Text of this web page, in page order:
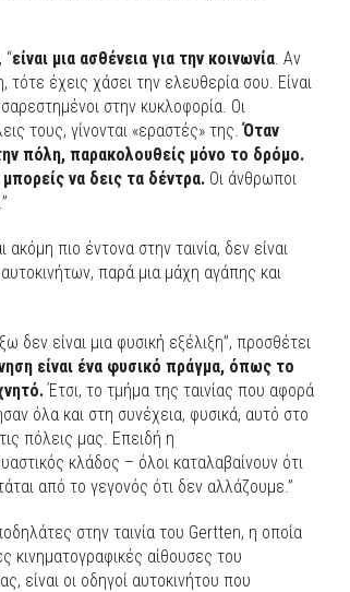
“είναι μια ασθένεια για την κοινωνία . Αν
έχεις χάσει την ελευθερία σου. Είναι
στην κυκλοφορία. Οι
τους, γίνονται «εραστές» της.Όταν
πόλη, παρακολουθείς μόνο το δρόμο.
να δεις τα δέντρα. Οι άνθρωποι
πιο έντονα στην ταινία, δεν είναι
παρά μια μάχη αγάπης και
είναι μια φυσική εξέλιξη”, προσθέτει
είναι ένα φυσικό πράγμα, όπως το
Έτσι, το τμήμα της ταινίας που αφορά
όλα και στη συνέχεια, φυσικά, αυτό στο
πόλεις μας. Επειδή η
κλάδος – όλοι καταλαβαίνουν ότι
από το γεγονός ότι δεν αλλάζουμε.”
στην ταινία του Gertten, η οποία
κινηματογραφικές αίθουσες του
είναι οι οδηγοί αυτοκινήτου που